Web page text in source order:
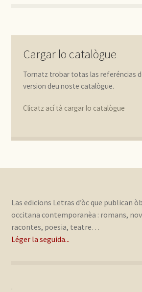
Cargar lo catalògue
Tornatz trobar totas las referéncias
version deu noste catalògue.
Clicatz ací tà cargar lo catalògue
Las edicions Letras d’òc que publican
occitana contemporanèa : romans,
racontes, poesia, teatre…
Léger la seguida...
.